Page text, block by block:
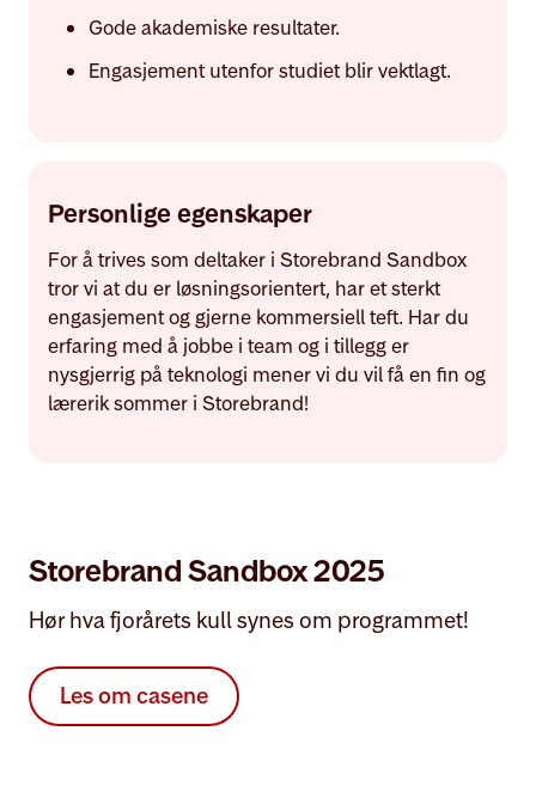
Gode akademiske resultater.
Engasjement utenfor studiet blir vektlagt.
Personlige egenskaper
For å trives som deltaker i Storebrand Sandbox
tror vi at du er løsningsorientert, har et sterkt
engasjement og gjerne kommersiell teft. Har du
erfaring med å jobbe i team og i tillegg er
nysgjerrig på teknologi mener vi du vil få en fin og
lærerik sommer i Storebrand!
Storebrand Sandbox 2025
Hør hva fjorårets kull synes om programmet!
Les om casene